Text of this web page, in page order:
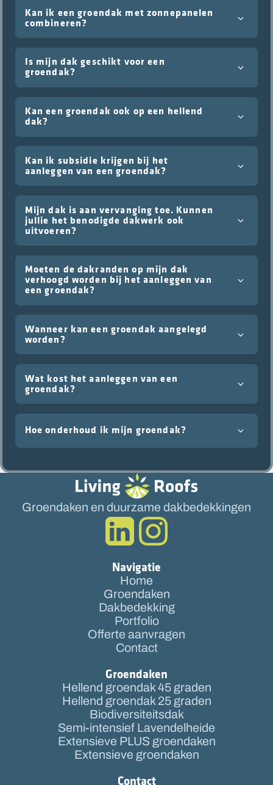
Kan ik een groendak met zonnepanelen
combineren?
Is mijn dak geschikt voor een
groendak?
Kan een groendak ook op een hellend
dak?
Kan ik subsidie krijgen bij het
aanleggen van een groendak?
Mijn dak is aan vervanging toe. Kunnen
jullie het benodigde dakwerk ook
uitvoeren?
Moeten de dakranden op mijn dak
verhoogd worden bij het aanleggen van
een groendak?
Wanneer kan een groendak aangelegd
worden?
Wat kost het aanleggen van een
groendak?
Hoe onderhoud ik mijn groendak?
Groendaken en duurzame dakbedekkingen
Navigatie
Home
Groendaken
Dakbedekking
Portfolio
Offerte aanvragen
Contact
Groendaken
Hellend groendak 45 graden
Hellend groendak 25 graden
Biodiversiteitsdak
Semi-intensief Lavendelheide
Extensieve PLUS groendaken
Extensieve groendaken
Contact